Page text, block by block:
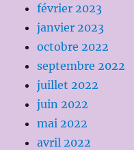
février 2023
janvier 2023
octobre 2022
septembre 2022
juillet 2022
juin 2022
mai 2022
avril 2022